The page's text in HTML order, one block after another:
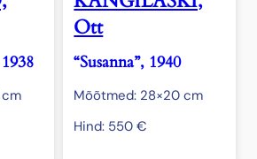
Ott
“Susanna”, 1940
Mõõtmed: 28×20 cm
Hind: 550€